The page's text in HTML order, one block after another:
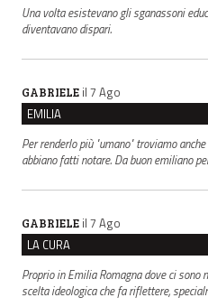
Una volta esistevano gli sganassoni
diventavano dispari.
GABRIELE il 7 Ago
EMILIA
Per renderlo più "umano" troviamo
abbiano fatti notare. Da buon emiliano
GABRIELE il 7 Ago
LA CURA
Proprio in Emilia Romagna dove ci sono
scelta ideologica che fa riflettere,